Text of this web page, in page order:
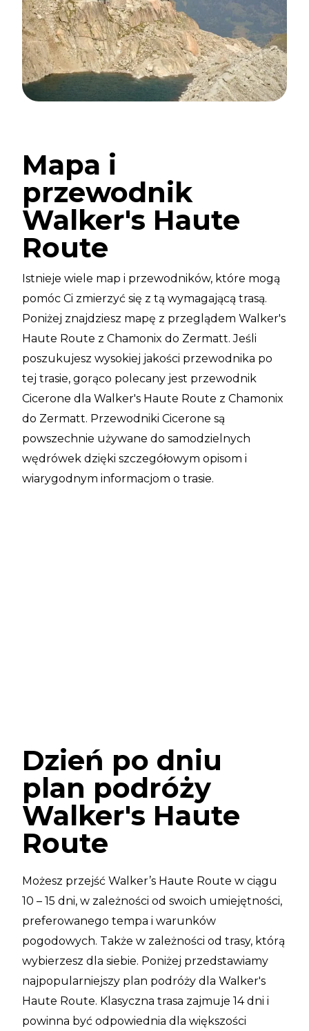
Mapa i
przewodnik
Walker's Haute
Route
Istnieje wiele map i przewodników, które mogą
pomóc Ci zmierzyć się z tą wymagającą trasą.
Poniżej znajdziesz mapę z przeglądem Walker's
Haute Route z Chamonix do Zermatt. Jeśli
poszukujesz wysokiej jakości przewodnika po
tej trasie, gorąco polecany jest przewodnik
Cicerone dla Walker's Haute Route z Chamonix
do Zermatt. Przewodniki Cicerone są
powszechnie używane do samodzielnych
wędrówek dzięki szczegółowym opisom i
wiarygodnym informacjom o trasie.
Dzień po dniu
plan podróży
Walker's Haute
Route
Możesz przejść Walker’s Haute Route w ciągu
10 – 15 dni, w zależności od swoich umiejętności,
preferowanego tempa i warunków
pogodowych. Także w zależności od trasy, którą
wybierzesz dla siebie. Poniżej przedstawiamy
najpopularniejszy plan podróży dla Walker's
Haute Route. Klasyczna trasa zajmuje 14 dni i
powinna być odpowiednia dla większości